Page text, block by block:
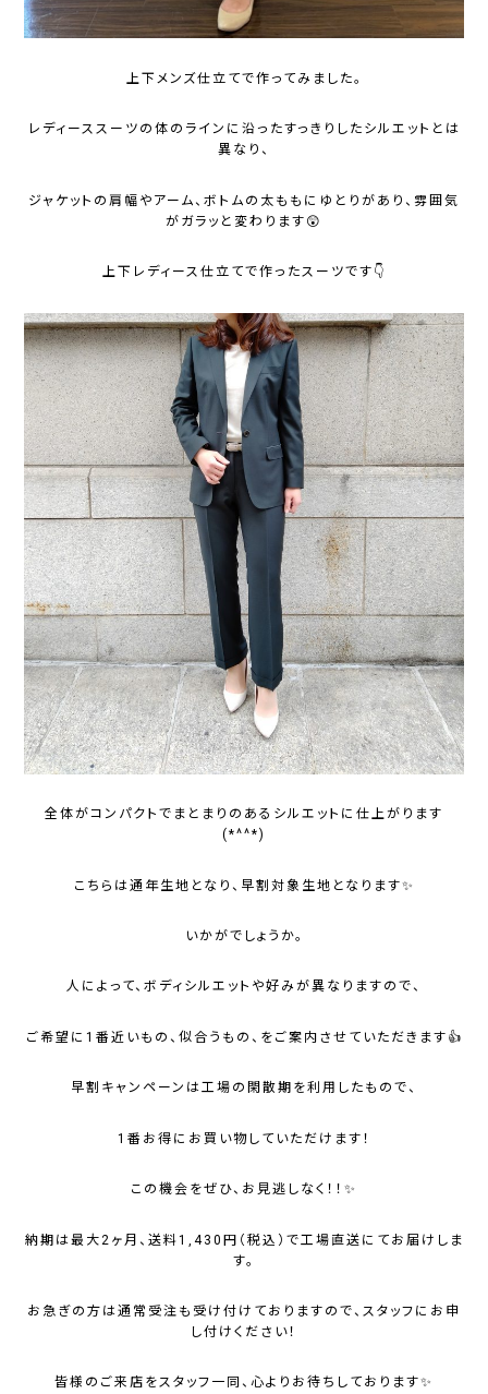
上下メンズ仕立てで作ってみました。
レディーススーツの体のラインに沿ったすっきりしたシルエットとは
異なり、
ジャケットの肩幅やアーム、ボトムの太ももにゆとりがあり、雰囲気
がガラッと変わります😲
上下レディース仕立てで作ったスーツです👇
全体がコンパクトでまとまりのあるシルエットに仕上がります
(*^^*)
こちらは通年生地となり、早割対象生地となります✨
いかがでしょうか。
人によって、ボディシルエットや好みが異なりますので、
ご希望に1番近いもの、似合うもの、をご案内させていただきます👍
早割キャンペーンは工場の閑散期を利用したもので、
1番お得にお買い物していただけます！
この機会をぜひ、お見逃しなく！！✨
納期は最大2ヶ月、送料1,430円（税込）で工場直送にてお届けしま
す。
お急ぎの方は通常受注も受け付けておりますので、スタッフにお申
し付けください！
皆様のご来店をスタッフ一同、心よりお待ちしております✨